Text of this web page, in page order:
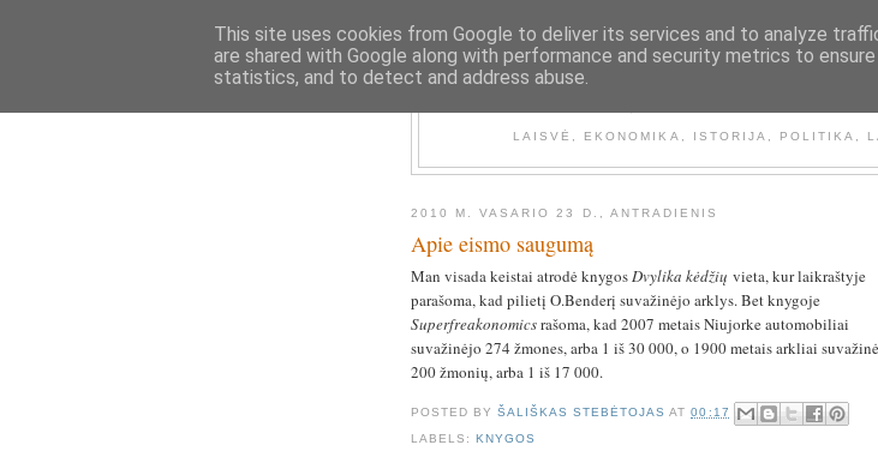
LAISVĖ, EKONOMIKA, ISTORIJA, POLITIKA,
2010 M. VASARIO 23 D., ANTRADIENIS
Apie eismo saugumą
Man visada keistai atrodė knygosDvylika kėdžių vieta, kur laikraštyje
parašoma, kad pilietį O.Benderį suvažinėjo arklys. Bet knygoje
Superfreakonomicsrašoma, kad 2007 metais Niujorke automobiliai
suvažinėjo 274 žmones, arba 1 iš 30 000, o 1900 metais arkliai
200 žmonių, arba 1 iš 17 000.
POSTED BYŠALIŠKAS STEBĖTOJAS AT00:17
LABELS:KNYGOS
This site uses cookies from Google to deliver its services and to analyze
are shared with Google along with performance and security metrics to
statistics, and to detect and address abuse.